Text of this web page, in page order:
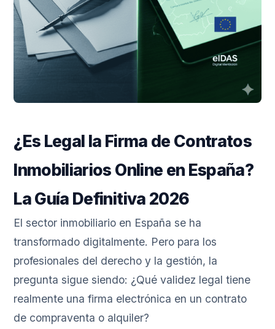
¿Es Legal la Firma de Contratos
Inmobiliarios Online en España?
La Guía Definitiva 2026
El sector inmobiliario en España se ha
transformado digitalmente. Pero para los
profesionales del derecho y la gestión, la
pregunta sigue siendo: ¿Qué validez legal tiene
realmente una firma electrónica en un contrato
de compraventa o alquiler?